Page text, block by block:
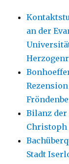
an der
Bilanz
Christoph
Stadt